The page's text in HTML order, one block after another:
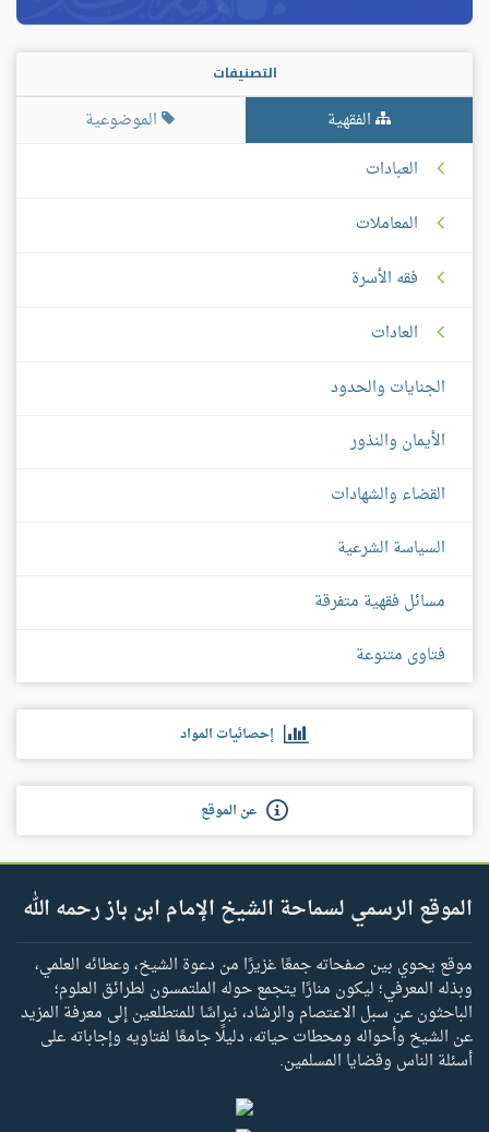
التصنيفات
الفقهية
الموضوعية
العبادات
المعاملات
فقه الأسرة
العادات
الجنايات والحدود
الأيمان والنذور
القضاء والشهادات
السياسة الشرعية
مسائل فقهية متفرقة
فتاوى متنوعة
إحصائيات المواد
عن الموقع
الموقع الرسمي لسماحة الشيخ الإمام ابن باز رحمه الله
موقع يحوي بين صفحاته جمعًا غزيرًا من دعوة الشيخ، وعطائه العلمي،
وبذله المعرفي؛ ليكون منارًا يتجمع حوله الملتمسون لطرائق العلوم؛
الباحثون عن سبل الاعتصام والرشاد، نبراسًا للمتطلعين إلى معرفة المزيد
عن الشيخ وأحواله ومحطات حياته، دليلًا جامعًا لفتاويه وإجاباته على
أسئلة الناس وقضايا المسلمين.